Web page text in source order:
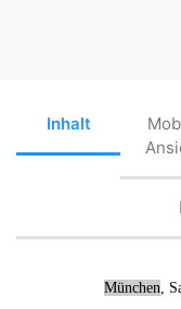
Inhalt
München ,